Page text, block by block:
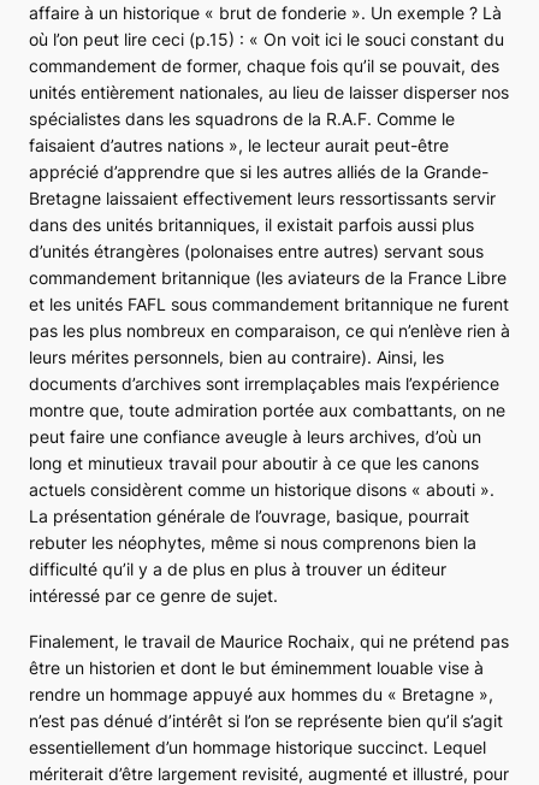
affaire à un historique « brut de fonderie ». Un exemple ? Là
où l’on peut lire ceci (p.15) : « On voit ici le souci constant du
commandement de former, chaque fois qu’il se pouvait, des
unités entièrement nationales, au lieu de laisser disperser nos
spécialistes dans les squadrons de la R.A.F. Comme le
faisaient d’autres nations », le lecteur aurait peut-être
apprécié d’apprendre que si les autres alliés de la Grande-
Bretagne laissaient effectivement leurs ressortissants servir
dans des unités britanniques, il existait parfois aussi plus
d’unités étrangères (polonaises entre autres) servant sous
commandement britannique (les aviateurs de la France Libre
et les unités FAFL sous commandement britannique ne furent
pas les plus nombreux en comparaison, ce qui n’enlève rien à
leurs mérites personnels, bien au contraire). Ainsi, les
documents d’archives sont irremplaçables mais l’expérience
montre que, toute admiration portée aux combattants, on ne
peut faire une confiance aveugle à leurs archives, d’où un
long et minutieux travail pour aboutir à ce que les canons
actuels considèrent comme un historique disons « abouti ».
La présentation générale de l’ouvrage, basique, pourrait
rebuter les néophytes, même si nous comprenons bien la
difficulté qu’il y a de plus en plus à trouver un éditeur
intéressé par ce genre de sujet.
Finalement, le travail de Maurice Rochaix, qui ne prétend pas
être un historien et dont le but éminemment louable vise à
rendre un hommage appuyé aux hommes du « Bretagne »,
n’est pas dénué d’intérêt si l’on se représente bien qu’il s’agit
essentiellement d’un hommage historique succinct. Lequel
mériterait d’être largement revisité, augmenté et illustré, pour